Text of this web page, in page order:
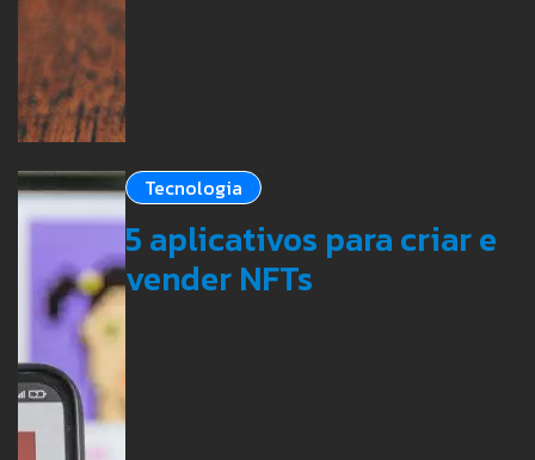
Tecnologia
5 aplicativos para criar e
vender NFTs